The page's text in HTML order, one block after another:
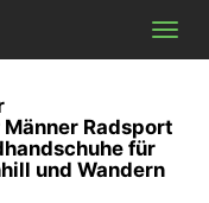
Radsport
für
und Wandern